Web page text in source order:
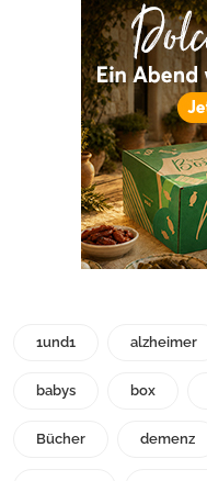
1und1 alzheimer
babys box
Bücher demenz